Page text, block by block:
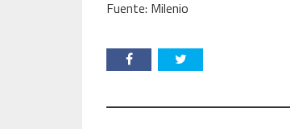
Fuente: Milenio